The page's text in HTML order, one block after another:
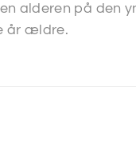
alderen på den
år ældre.